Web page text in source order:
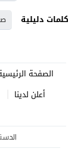
كلمات دليلية
الصفحة
أعلن لدينا